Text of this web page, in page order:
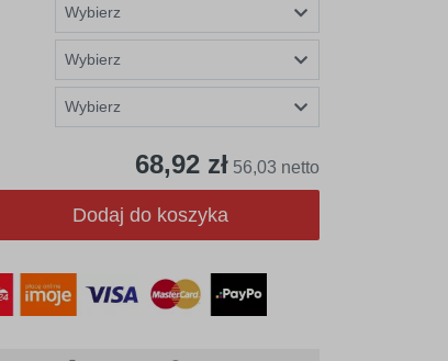
68,92 zł 56,03 netto
Dodaj do koszyka